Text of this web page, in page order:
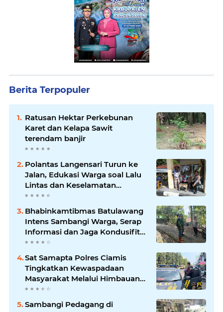
Berita Terpopuler
Ratusan Hektar Perkebunan
Karet dan Kelapa Sawit
terendam banjir
Polantas Langensari Turun ke
Jalan, Edukasi Warga soal Lalu
Lintas dan Keselamatan
Berkendara
Bhabinkamtibmas Batulawang
Intens Sambangi Warga, Serap
Informasi dan Jaga Kondusifitas
Lingkungan
Sat Samapta Polres Ciamis
Tingkatkan Kewaspadaan
Masyarakat Melalui Himbauan
Kamtibmas di Pusat Keramaian
Sambangi Pedagang di